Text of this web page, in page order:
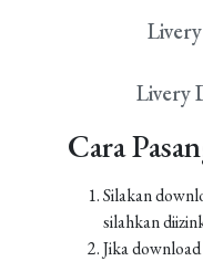
Livery
Cara
Silakan
silahkan
Jika